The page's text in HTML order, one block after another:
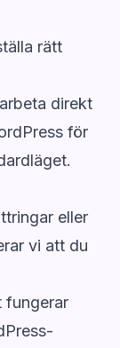
rätt
direkt
för
eller
vi att du
fungerar